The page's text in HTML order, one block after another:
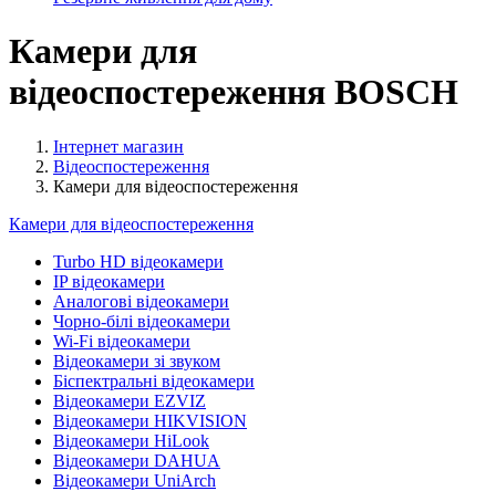
Камери для
відеоспостереження BOSCH
Інтернет магазин
Відеоспостереження
Камери для відеоспостереження
Камери для відеоспостереження
Turbo HD відеокамери
IP відеокамери
Аналогові відеокамери
Чорно-білі відеокамери
Wi-Fi відеокамери
Відеокамери зі звуком
Біспектральні відеокамери
Відеокамери EZVIZ
Відеокамери HIKVISION
Відеокамери HiLook
Відеокамери DAHUA
Відеокамери UniArch